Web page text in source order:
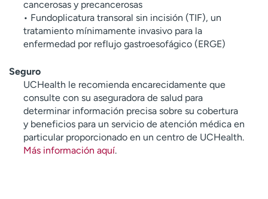
cancerosas y precancerosas
• Fundoplicatura transoral sin incisión (TIF), un
tratamiento mínimamente invasivo para la
enfermedad por reflujo gastroesofágico (ERGE)
Seguro
UCHealth le recomienda encarecidamente que
consulte con su aseguradora de salud para
determinar información precisa sobre su cobertura
y beneficios para un servicio de atención médica en
particular proporcionado en un centro de UCHealth.
Más información aquí.